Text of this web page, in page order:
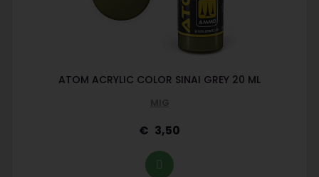
ATOM ACRYLIC COLOR SINAI GREY 20 ML
MIG
3,50